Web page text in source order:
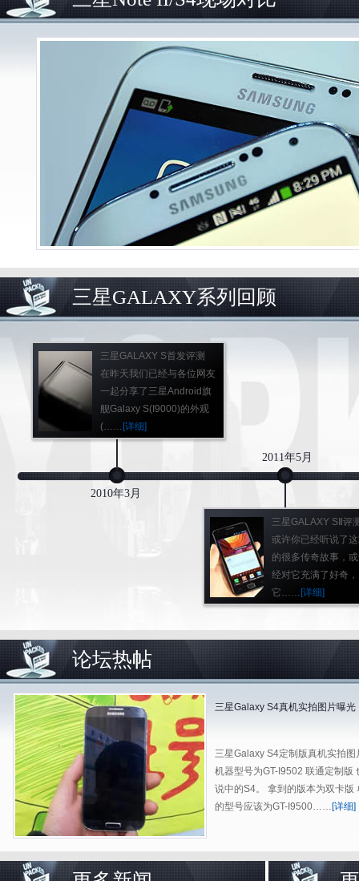
三星GALAXY系列回顾
三星GALAXY S首发评测
在昨天我们已经与各位网友
一起分享了三星Android旗
舰Galaxy S(I9000)的外观
(…… [详细]
2010年3月
三星GALAXY SⅡ评
或许你已经听说了
的很多传奇故事，
经对它充满了好奇
它…… [详细]
2011年5月
论坛热帖
三星Galaxy S4真机实拍图片曝光
三星Galaxy S4定制版真机实拍图
机器型号为GT-I9502 联通定制版
说中的S4。 拿到的版本为双卡版
的型号应该为GT-I9500……[详细]